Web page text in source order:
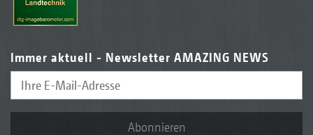
Immer aktuell - Newsletter AMAZING NEWS
Abonnieren